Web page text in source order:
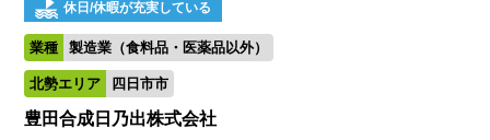
休日/休暇が充実している
業種 製造業（食料品・医薬品以外）
北勢エリア 四日市市
豊田合成日乃出株式会社